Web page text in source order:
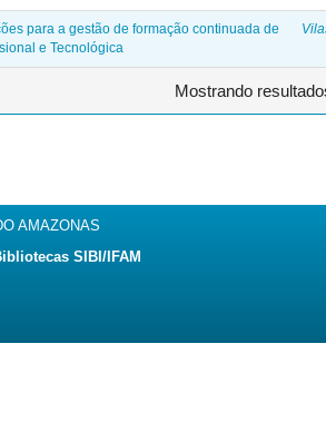
para a gestão de formação continuada de
e Tecnológica
Mostrando
AMAZONAS
SIBI/IFAM